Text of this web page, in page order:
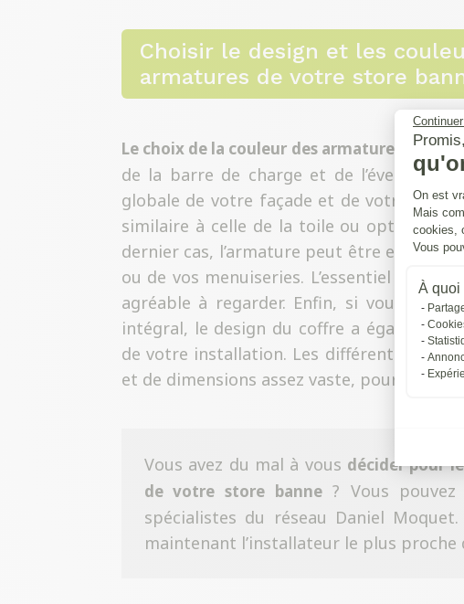
On est
Mais
cookies,
Vous
À quoi
Choisir le design et les
armatures de votre store
Le choix de la couleur des armatures de
de la barre de charge et de l’éventuel
globale de votre façade et de votre
similaire à celle de la toile ou opter pour
dernier cas, l’armature peut être en
ou de vos menuiseries. L’essentiel est
agréable à regarder. Enfin, si vous avez
intégral, le design du coffre a également
de votre installation. Les différents
et de dimensions assez vaste, pour
Vous avez du mal à vous décider pour
de votre store banne? Vous pouvez
spécialistes du réseau Daniel
maintenant l’installateur le plus proche